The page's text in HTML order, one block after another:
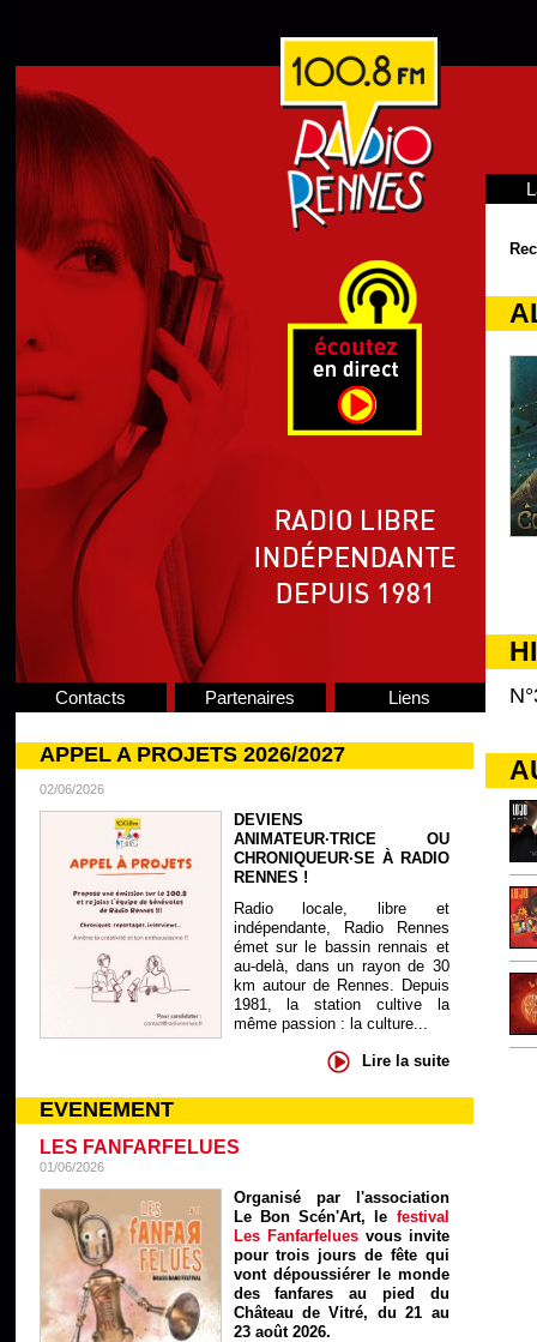
Contacts Partenaires Liens
APPEL A PROJETS 2026/2027
02/06/2026
DEVIENS
ANIMATEUR·TRICE OU
CHRONIQUEUR·SE À RADIO
RENNES !
Radio locale, libre et
indépendante, Radio Rennes
émet sur le bassin rennais et
au-delà, dans un rayon de 30
km autour de Rennes. Depuis
1981, la station cultive la
même passion : la culture...
Lire la suite
EVENEMENT
LES FANFARFELUES
01/06/2026
Organisé par l'association
Le Bon Scén'Art, le festival
Les Fanfarfelues vous invite
pour trois jours de fête qui
vont dépoussiérer le monde
des fanfares au pied du
Château de Vitré, du 21 au
23 août 2026.